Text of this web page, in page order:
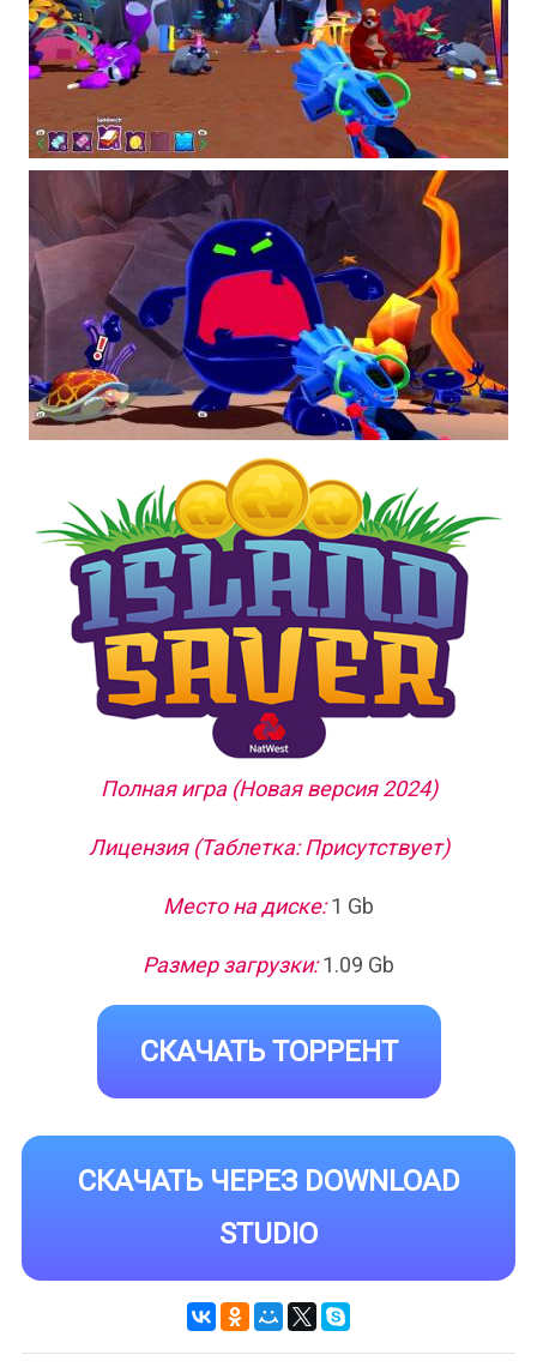
Полная игра (Новая версия 2024)
Лицензия (Таблетка: Присутствует)
Место на диске:1 Gb
Размер загрузки:1.09 Gb
СКАЧАТЬ ТОРРЕНТ
СКАЧАТЬ ЧЕРЕЗ DOWNLOAD
STUDIO